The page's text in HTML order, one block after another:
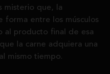
misterio que, la
forma entre los músculos
al producto final de esa
la carne adquiera una
mismo tiempo.